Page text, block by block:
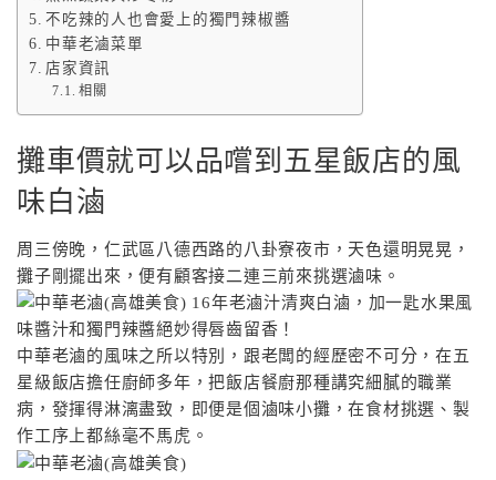
不吃辣的人也會愛上的獨門辣椒醬
中華老滷菜單
店家資訊
相關
攤車價就可以品嚐到五星飯店的風
味白滷
周三傍晚，仁武區八德西路的八卦寮夜市，天色還明晃晃，
攤子剛擺出來，便有顧客接二連三前來挑選滷味。
中華老滷的風味之所以特別，跟老闆的經歷密不可分，在五
星級飯店擔任廚師多年，把飯店餐廚那種講究細膩的職業
病，發揮得淋漓盡致，即便是個滷味小攤，在食材挑選、製
作工序上都絲毫不馬虎。